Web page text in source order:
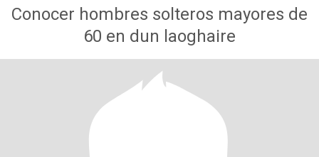
Conocer hombres solteros mayores de
60 en dun laoghaire